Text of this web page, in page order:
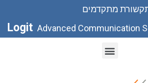
מתקדמים
Logit Advanced Communication